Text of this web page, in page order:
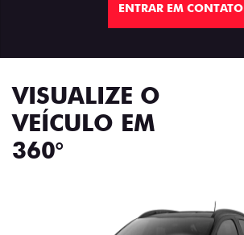
ENTRAR EM CONTATO
VISUALIZE O
VEÍCULO EM
360°